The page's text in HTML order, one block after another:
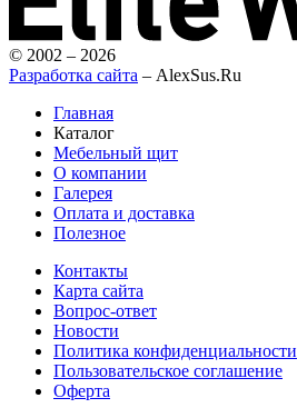
© 2002 – 2026
Разработка сайта – AlexSus.Ru
Главная
Каталог
Мебельный щит
О компании
Галерея
Оплата и доставка
Полезное
Контакты
Карта сайта
Вопрос-ответ
Новости
Политика конфиденциальности
Пользовательское соглашение
Оферта